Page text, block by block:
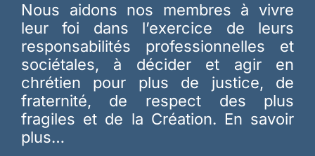
Nous aidons nos membres à vivre
leur foi dans l’exercice de leurs
responsabilités professionnelles et
sociétales, à décider et agir en
chrétien pour plus de justice, de
fraternité, de respect des plus
fragiles et de la Création. En savoir
plus…